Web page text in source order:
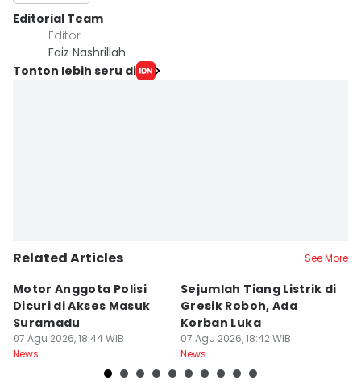
Editorial Team
Editor
Faiz Nashrillah
Tonton lebih seru di
Related Articles See More
Motor Anggota Polisi
Dicuri di Akses Masuk
Suramadu
07 Agu 2026, 18:44 WIB
News
Sejumlah Tiang Listrik di
Gresik Roboh, Ada
Korban Luka
07 Agu 2026, 18:42 WIB
News